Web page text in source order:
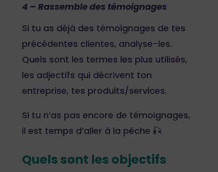
4 – Rassemble des témoignages
Si tu as déjà des témoignages de tes
précédentes clientes, analyse-les.
Quels sont les termes les plus utilisés,
les adjectifs qui décrivent ton
entreprise, tes produits/services.
Si tu n’as pas encore de témoignages,
il est temps d’aller à la pêche 🎣
Quels sont les objectifs